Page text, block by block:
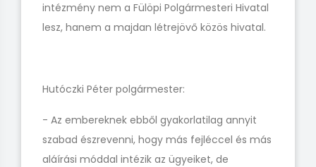
intézmény nem a Fülöpi Polgármesteri Hivatal
lesz, hanem a majdan létrejövő közös hivatal.
Hutóczki Péter polgármester:
- Az embereknek ebből gyakorlatilag annyit
szabad észrevenni, hogy más fejléccel és más
aláírási móddal intézik az ügyeiket, de